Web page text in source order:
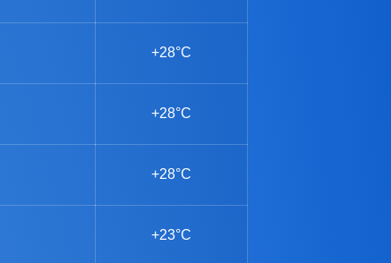
+28°C
+28°C
+28°C
+23°C